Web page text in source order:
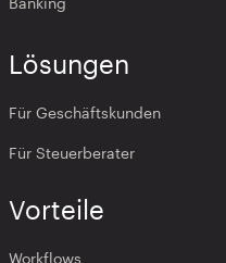
Lösungen
Für Geschäftskunden
Für Steuerberater
Vorteile
Workflows